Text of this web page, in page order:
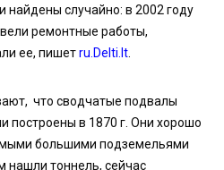
найдены случайно: в 2002 году
ремонтные работы,
ее, пишетru.Delti.lt
что сводчатые подвалы
построены в 1870 г. Они хорошо
большими подземельями
нашли тоннель, сейчас